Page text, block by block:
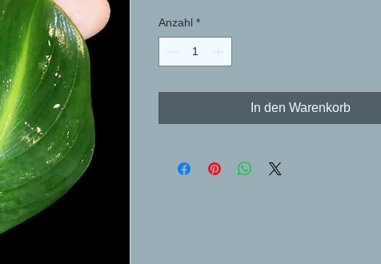
Anzahl *
In den Warenkorb